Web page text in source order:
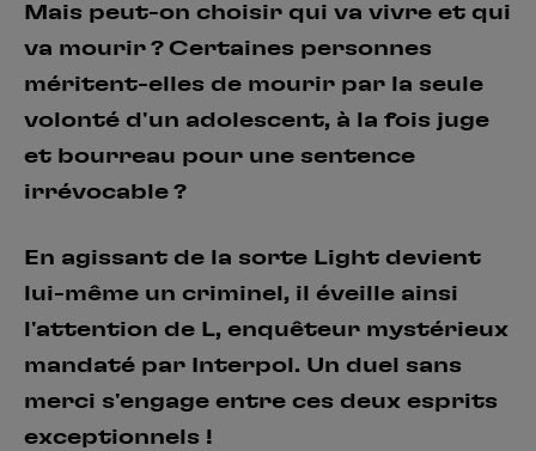
Mais peut-on choisir qui va vivre et qui
va mourir ? Certaines personnes
méritent-elles de mourir par la seule
volonté d'un adolescent, à la fois juge
et bourreau pour une sentence
irrévocable ?
En agissant de la sorte Light devient
lui-même un criminel, il éveille ainsi
l'attention de L, enquêteur mystérieux
mandaté par Interpol. Un duel sans
merci s'engage entre ces deux esprits
exceptionnels !